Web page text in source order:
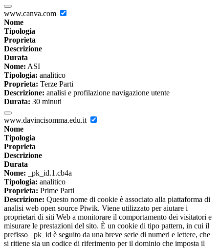
www.canva.com
Nome
Tipologia
Proprieta
Descrizione
Durata
Nome: ASI
Tipologia: analitico
Proprieta: Terze Parti
Descrizione: analisi e profilazione navigazione utente
Durata: 30 minuti
www.davincisomma.edu.it
Nome
Tipologia
Proprieta
Descrizione
Durata
Nome: _pk_id.1.cb4a
Tipologia: analitico
Proprieta: Prime Parti
Descrizione: Questo nome di cookie è associato alla piattaforma di
analisi web open source Piwik. Viene utilizzato per aiutare i
proprietari di siti Web a monitorare il comportamento dei visitatori e
misurare le prestazioni del sito. È un cookie di tipo pattern, in cui il
prefisso _pk_id è seguito da una breve serie di numeri e lettere, che
si ritiene sia un codice di riferimento per il dominio che imposta il